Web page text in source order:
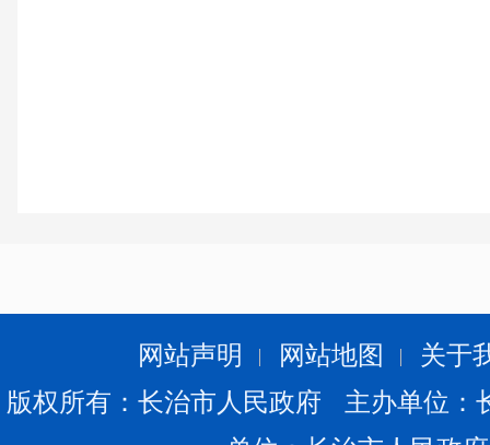
网站声明 网站地图
关于
版权所有：长治市人民政府 主办单位